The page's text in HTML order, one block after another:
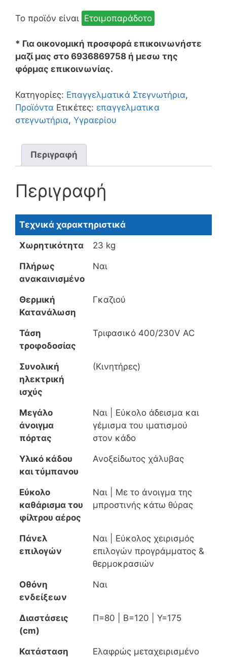
Το προϊόν είναι Ετοιμοπαράδοτο
* Για οικονομική προσφορά επικοινωνήστε
μαζί μας στο 6936869758 ή μεσω της
φόρμας επικοινωνίας.
Κατηγορίες: Επαγγελματικά Στεγνωτήρια,
Προϊόντα Ετικέτες: επαγγελματικα
στεγνωτήρια, Υγραερίου
Περιγραφή
Περιγραφή
Τεχνικά χαρακτηριστικά
Χωρητικότητα 23 kg
Πλήρως
ανακαινισμένο
Ναι
Θερμική
Κατανάλωση
Γκαζιού
Τάση
τροφοδοσίας
Τριφασικό 400/230V AC
Συνολική
ηλεκτρική
ισχύς
(Κινητήρες)
Μεγάλο
άνοιγμα
πόρτας
Ναι | Εύκολο άδεισμα και
γέμισμα του ιματισμού
στον κάδο
Υλικό κάδου
και τύμπανου
Ανοξείδωτος χάλυβας
Εύκολο
καθάρισμα του
φίλτρου αέρος
Ναι | Με το άνοιγμα της
μπροστινής κάτω θύρας
Πάνελ
επιλογών
Ναι | Εύκολος χειρισμός
επιλογών προγράμματος &
θερμοκρασιών
Οθόνη
ενδείξεων
Ναι
Διαστάσεις
(cm)
Π=80 | Β=120 | Υ=175
Κατάσταση Ελαφρώς μεταχειρισμένο